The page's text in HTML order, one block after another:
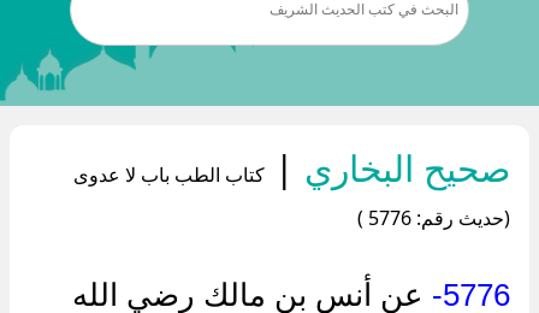
صحيح البخاري |
كتاب الطب باب لا عدوى
(حديث رقم: 5776 )
5776- عن ‌أنس بن مالك رضي الله